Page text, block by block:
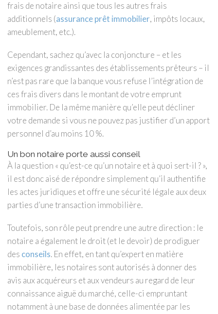
frais de notaire ainsi que tous les autres frais
additionnels (assurance prêt immobilier, impôts locaux,
ameublement, etc.).
Cependant, sachez qu’avec la conjoncture – et les
exigences grandissantes des établissements prêteurs – il
n’est pas rare que la banque vous refuse l’intégration de
ces frais divers dans le montant de votre emprunt
immobilier. De la même manière qu’elle peut décliner
votre demande si vous ne pouvez pas justifier d’un apport
personnel d’au moins 10 %.
Un bon notaire porte aussi conseil
À la question « qu’est-ce qu’un notaire et à quoi sert-il ? »,
il est donc aisé de répondre simplement qu’il authentifie
les actes juridiques et offre une sécurité légale aux deux
parties d’une transaction immobilière.
Toutefois, son rôle peut prendre une autre direction : le
notaire a également le droit (et le devoir) de prodiguer
des conseils. En effet, en tant qu’expert en matière
immobilière, les notaires sont autorisés à donner des
avis aux acquéreurs et aux vendeurs au regard de leur
connaissance aiguë du marché, celle-ci empruntant
notamment à une base de données alimentée par les